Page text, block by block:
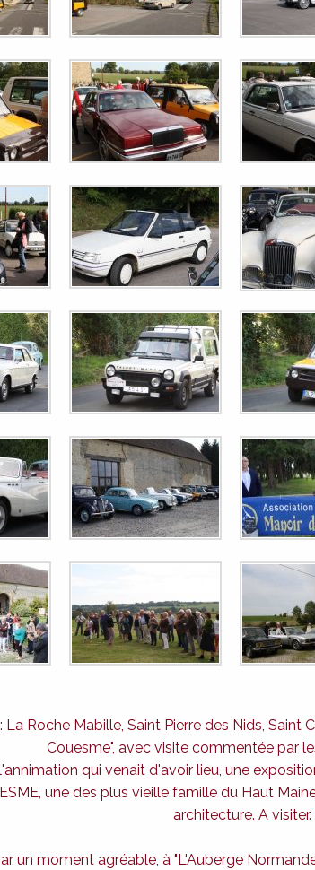
Roche Mabille, Saint Pierre des Nids,
Couesme", avec visite commentée par
qui venait d'avoir lieu, une
une des plus vieille famille du Haut
architecture. A visiter.
un moment agréable, à "L'Auberge